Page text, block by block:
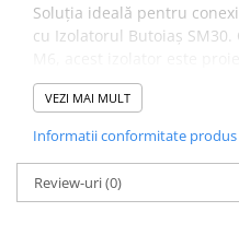
Soluția ideală pentru
cu Izolatorul Butoiaș
protecție în medii cu
dacă este vorba de aplicații
acest izolator de înaltă
până la 200A, oferind o
este sporită de designul
folosite.Simplu de instalat
VEZI MAI MULT
Informatii conformitate produs
Review-uri(0)